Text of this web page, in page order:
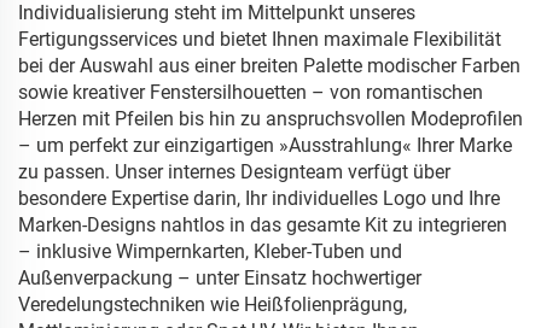
Individualisierung steht im Mittelpunkt unseres
Fertigungsservices und bietet Ihnen maximale Flexibilität
bei der Auswahl aus einer breiten Palette modischer Farben
sowie kreativer Fenstersilhouetten – von romantischen
Herzen mit Pfeilen bis hin zu anspruchsvollen Modeprofilen
– um perfekt zur einzigartigen »Ausstrahlung« Ihrer Marke
zu passen. Unser internes Designteam verfügt über
besondere Expertise darin, Ihr individuelles Logo und Ihre
Marken-Designs nahtlos in das gesamte Kit zu integrieren
– inklusive Wimpernkarten, Kleber-Tuben und
Außenverpackung – unter Einsatz hochwertiger
Veredelungstechniken wie Heißfolienprägung,